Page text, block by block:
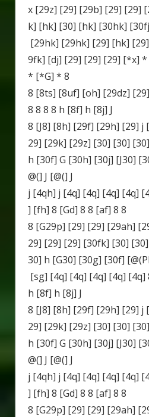
x [29z] [29] [29b] [29] [29]
k] [hk] [30] [hk] [30hk]
[29hk] [29hk] [29] [hk]
9fk] [dj] [29] [29] [29] [*x]
* [*G] * 8
8 [8ts] [8uf] [oh] [29dz]
8 8 8 8 h [8f] h [8j] J
8 [J8] [8h] [29f] [29h] [29] j
29] [29k] [29z] [30] [30]
h [30f] G [30h] [30j] [J30]
@(] J [@(] J
j [4qh] j [4q] [4q] [4q] [4q]
] [fh] 8 [Gd] 8 8 [af] 8 8
8 [G29p] [29] [29] [29ah]
29] [29] [29] [30fk] [30]
30] h [G30] [30g] [30f]
[sg] [4q] [4q] [4q] [4q] [4q]
h [8f] h [8j] J
8 [J8] [8h] [29f] [29h] [29] j
29] [29k] [29z] [30] [30]
h [30f] G [30h] [30j] [J30]
@(] J [@(] J
j [4qh] j [4q] [4q] [4q] [4q]
] [fh] 8 [Gd] 8 8 [af] 8 8
8 [G29p] [29] [29] [29ah]